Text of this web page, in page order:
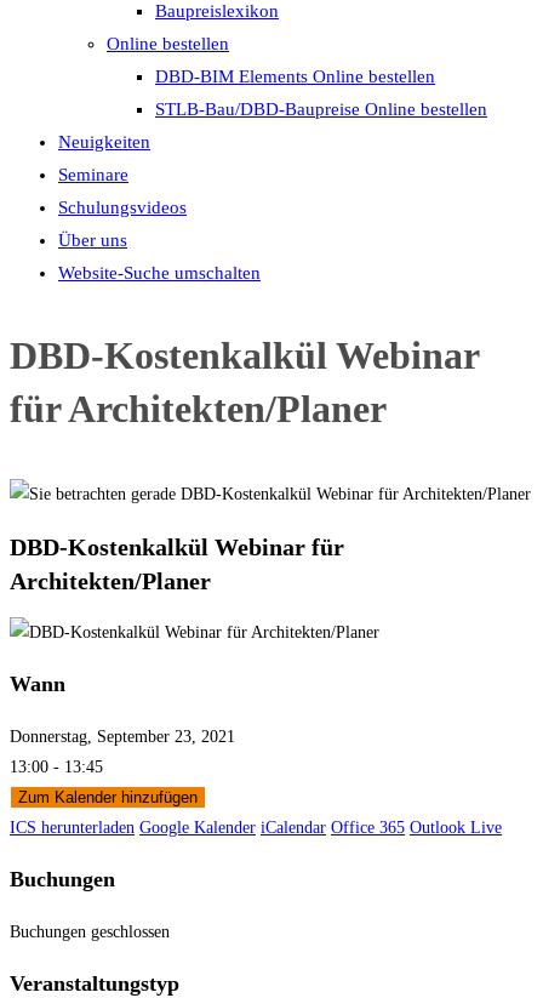
Baupreislexikon
Online bestellen
DBD-BIM Elements Online bestellen
STLB-Bau/DBD-Baupreise Online bestellen
Neuigkeiten
Seminare
Schulungsvideos
Über uns
Website-Suche umschalten
DBD-Kostenkalkül Webinar
für Architekten/Planer
DBD-Kostenkalkül Webinar für
Architekten/Planer
Wann
Donnerstag, September 23, 2021
13:00 - 13:45
Zum Kalender hinzufügen
ICS herunterladen Google Kalender iCalendar Office 365 Outlook Live
Buchungen
Buchungen geschlossen
Veranstaltungstyp